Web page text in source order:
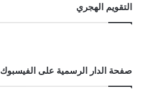
التقويم الهجري
صفحة الدار الرسمية على الفيسبوك